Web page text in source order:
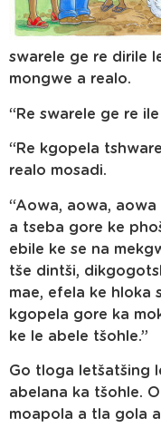
swarele ge re dirile
mongwe a realo.
“Re swarele ge re
“Re kgopela
realo mosadi.
“Aowa, aowa, aowa
a tseba gore ke
ebile ke se na
tše dintši,
mae, efela ke hloka
kgopela gore ka
ke le abele tšohle.”
Go tloga letšatšing
abelana ka tšohle.
moapola a tla gola